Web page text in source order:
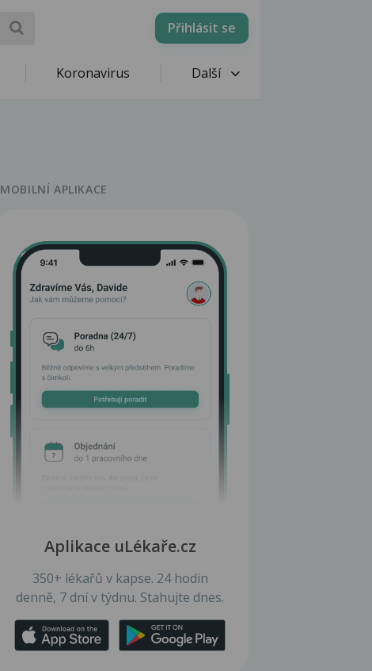
Přihlásit se
Koronavirus Další
MOBILNÍ APLIKACE
Aplikace uLékaře.cz
350+ lékařů v kapse. 24 hodin
denně, 7 dní v týdnu. Stahujte dnes.